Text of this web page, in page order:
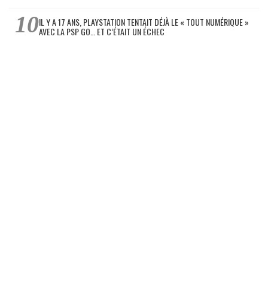
IL Y A 17 ANS, PLAYSTATION TENTAIT DÉJÀ LE « TOUT NUMÉRIQUE »
AVEC LA PSP GO… ET C’ÉTAIT UN ÉCHEC